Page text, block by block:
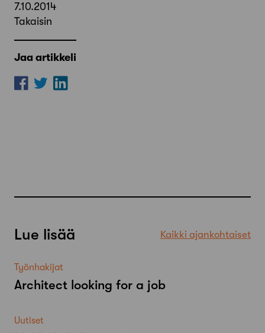
7.10.2014
Takaisin
Jaa artikkeli
Lue lisää Kaikki ajankohtaiset
Työnhakijat
Architect looking for a job
Uutiset